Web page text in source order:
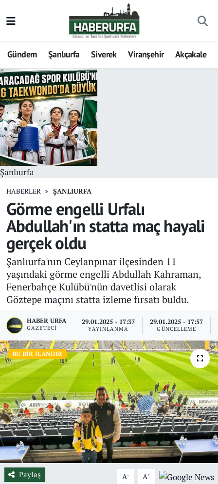
Gündem Şanlıurfa Siverek Viranşehir Akçakale
Şanlıurfa
HABERLER ŞANLIURFA
Görme engelli Urfalı
Abdullah'ın statta maç hayali
gerçek oldu
Şanlıurfa'nın Ceylanpınar ilçesinden 11
yaşındaki görme engelli Abdullah Kahraman,
Fenerbahçe Kulübü'nün davetlisi olarak
Göztepe maçını statta izleme fırsatı buldu.
HABER URFA
GAZETECI
29.01.2025 - 17:37
YAYINLANMA
29.01.2025 - 17:57
GÜNCELLEME
BU BIR İLANDIR
Paylaş A- A+